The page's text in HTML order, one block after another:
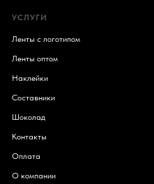
УСЛУГИ
Ленты с логотипом
Ленты оптом
Наклейки
Составники
Шоколад
Контакты
Оплата
О компании